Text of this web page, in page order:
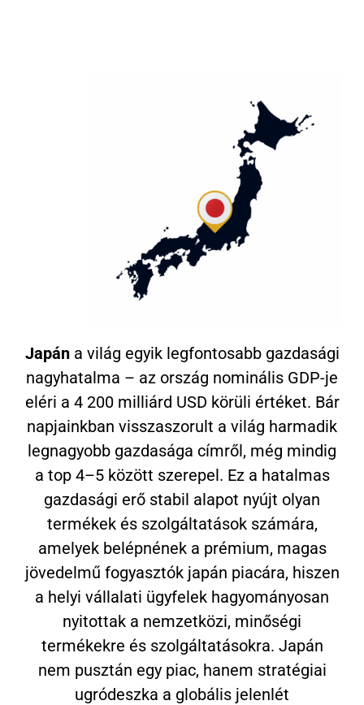
Japána világ egyik legfontosabb gazdasági
nagyhatalma – az ország nominális GDP-je
eléri a 4 200 milliárd USD körüli értéket. Bár
napjainkban visszaszorult a világ harmadik
legnagyobb gazdasága címről, még mindig
a top 4–5 között szerepel. Ez a hatalmas
gazdasági erő stabil alapot nyújt olyan
termékek és szolgáltatások számára,
amelyek belépnének a prémium, magas
jövedelmű fogyasztók japán piacára, hiszen
a helyi vállalati ügyfelek hagyományosan
nyitottak a nemzetközi, minőségi
termékekre és szolgáltatásokra. Japán
nem pusztán egy piac, hanem stratégiai
ugródeszka a globális jelenlét